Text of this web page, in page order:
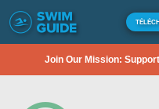
Join Our Mission: